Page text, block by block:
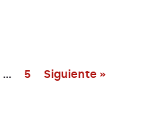
… 5 Siguiente »